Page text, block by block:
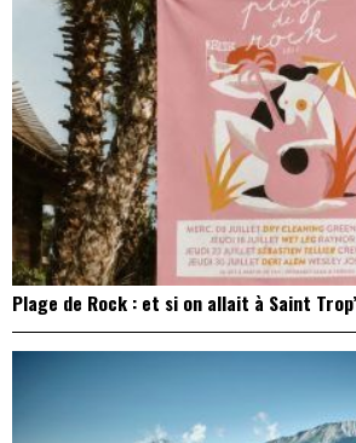
Plage de Rock : et si on allait à Saint